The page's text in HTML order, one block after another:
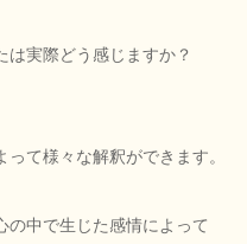
は実際どう感じますか？
て様々な解釈ができます。
の中で生じた感情によって